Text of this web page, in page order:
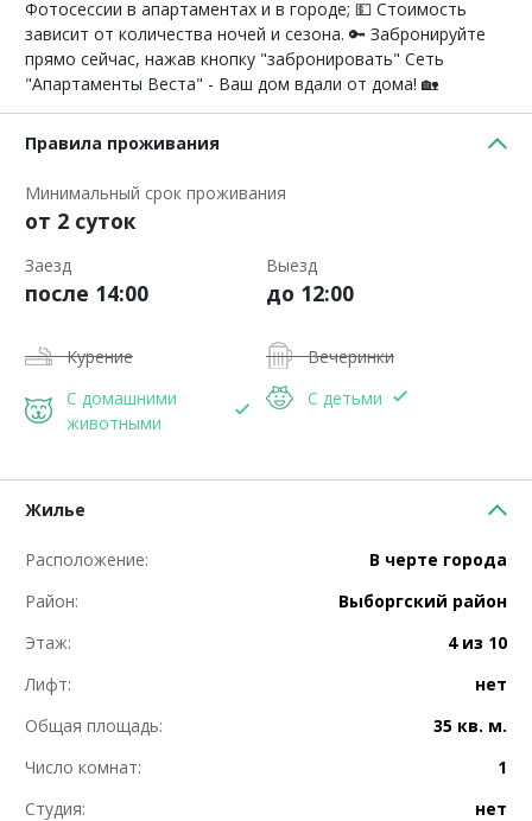
Фотосессии в апартаментах и в городе; 💵 Стоимость
зависит от количества ночей и сезона. 🔑 Забронируйте
прямо сейчас, нажав кнопку "забронировать" Сеть
"Апартаменты Веста" - Ваш дом вдали от дома! 🏡
Правила проживания
Минимальный срок проживания
от 2 суток
Заезд
после 14:00
Выезд
до 12:00
Курение
Вечеринки
С домашними
животными
С детьми
Жилье
Расположение:
В черте города
Район:
Выборгский район
Этаж:
4 из 10
Лифт:
нет
Общая площадь:
35 кв. м.
Число комнат:
1
Студия:
нет